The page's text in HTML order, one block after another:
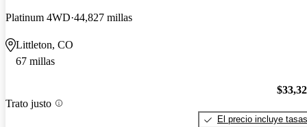
Platinum 4WD 44,827 millas
Littleton, CO
67 millas
Trato justo
El precio incluye tasas